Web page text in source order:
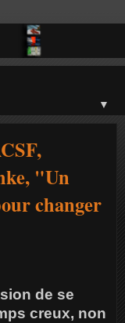
▼
"Un
changer
de se
creux, non